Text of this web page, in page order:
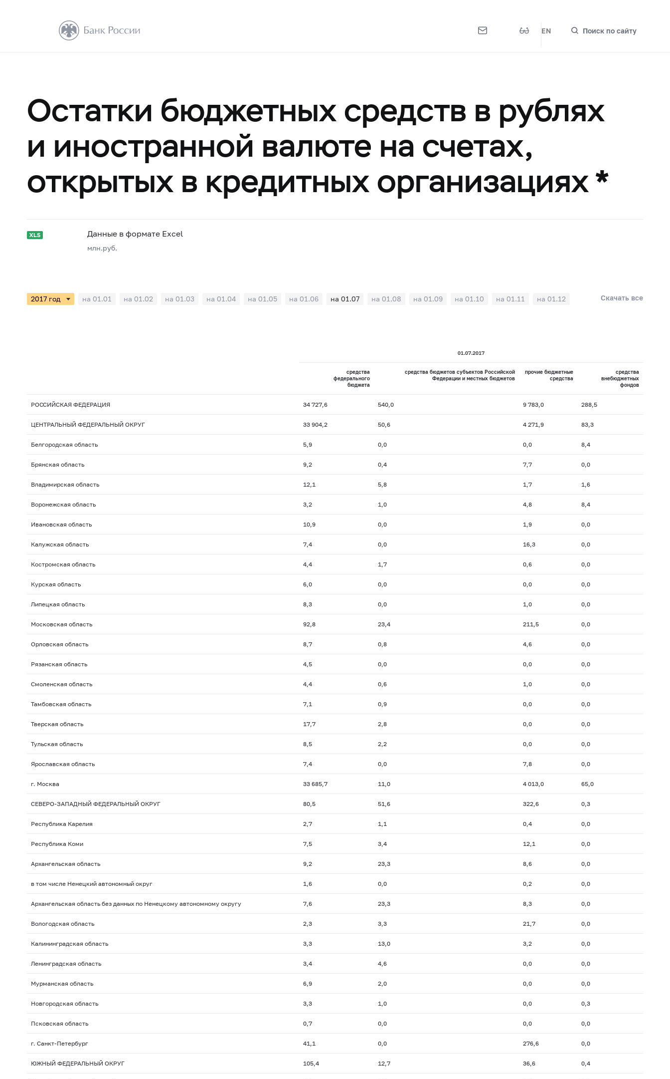
EN Поиск по сайту
Остатки бюджетных средств в рублях
и иностранной валюте на счетах,
открытых в кредитных организациях *
Данные в формате Excel
млн.руб.
на 01.01 на 01.02 на 01.03 на 01.04 на 01.05 на 01.06 на 01.07 на 01.08 на 01.09 на 01.10 на 01.11 на 01.12 Скачать все
01.07.2017
средства
федерального
бюджета
средства бюджетов субъектов Российской
Федерации и местных бюджетов
прочие бюджетные
средства
средства
внебюджетных
фондов
РОССИЙСКАЯ ФЕДЕРАЦИЯ 34 727,6 540,0 9 783,0 288,5
ЦЕНТРАЛЬНЫЙ ФЕДЕРАЛЬНЫЙ ОКРУГ 33 904,2 50,6 4 271,9 83,3
Белгородская область 5,9 0,0 0,0 8,4
Брянская область 9,2 0,4 7,7 0,0
Владимирская область 12,1 5,8 1,7 1,6
Воронежская область 3,2 1,0 4,8 8,4
Ивановская область 10,9 0,0 1,9 0,0
Калужская область 7,4 0,0 16,3 0,0
Костромская область 4,4 1,7 0,6 0,0
Курская область 6,0 0,0 0,0 0,0
Липецкая область 8,3 0,0 1,0 0,0
Московская область 92,8 23,4 211,5 0,0
Орловская область 8,7 0,8 4,6 0,0
Рязанская область 4,5 0,0 0,0 0,0
Смоленская область 4,4 0,6 1,0 0,0
Тамбовская область 7,1 0,9 0,0 0,0
Тверская область 17,7 2,8 0,0 0,0
Тульская область 8,5 2,2 0,0 0,0
Ярославская область 7,4 0,0 7,8 0,0
г. Москва 33 685,7 11,0 4 013,0 65,0
СЕВЕРО-ЗАПАДНЫЙ ФЕДЕРАЛЬНЫЙ ОКРУГ 80,5 51,6 322,6 0,3
Республика Карелия 2,7 1,1 0,4 0,0
Республика Коми 7,5 3,4 12,1 0,0
Архангельская область 9,2 23,3 8,6 0,0
в том числе Ненецкий автономный округ 1,6 0,0 0,2 0,0
Архангельская область без данных по Ненецкому автономному округу 7,6 23,3 8,3 0,0
Вологодская область 2,3 3,3 21,7 0,0
Калининградская область 3,3 13,0 3,2 0,0
Ленинградская область 3,4 4,6 0,0 0,0
Мурманская область 6,9 2,0 0,0 0,0
Новгородская область 3,3 1,0 0,0 0,3
Псковская область 0,7 0,0 0,0 0,0
г. Санкт-Петербург 41,1 0,0 276,6 0,0
ЮЖНЫЙ ФЕДЕРАЛЬНЫЙ ОКРУГ 105,4 12,7 36,6 0,4